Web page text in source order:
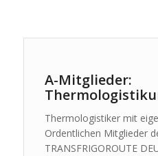
A-Mitglieder:
Thermologistiker mit
Ordentlichen Mitglieder
TRANSFRIGOROUTE